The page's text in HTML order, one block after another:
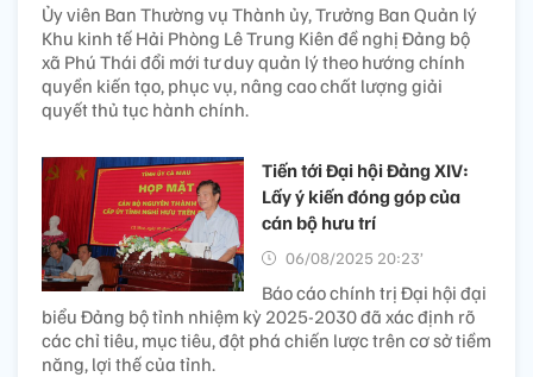
Ủy viên Ban Thường vụ Thành ủy, Trưởng Ban Quản lý
Khu kinh tế Hải Phòng Lê Trung Kiên đề nghị Đảng bộ
xã Phú Thái đổi mới tư duy quản lý theo hướng chính
quyền kiến tạo, phục vụ, nâng cao chất lượng giải
quyết thủ tục hành chính.
Tiến tới Đại hội Đảng XIV:
Lấy ý kiến đóng góp của
cán bộ hưu trí
06/08/2025 20:23’
Báo cáo chính trị Đại hội đại
biểu Đảng bộ tỉnh nhiệm kỳ 2025-2030 đã xác định rõ
các chỉ tiêu, mục tiêu, đột phá chiến lược trên cơ sở tiềm
năng, lợi thế của tỉnh.